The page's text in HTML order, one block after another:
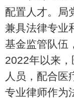
配置人才。局
兼具法律专业
基金监管队伍
2022年以来
人员，配合医
专业律师作为